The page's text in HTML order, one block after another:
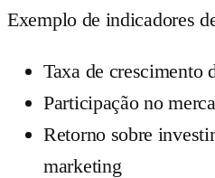
Exemplo de indicadores
Taxa de crescimento
Participação no
Retorno sobre
marketing